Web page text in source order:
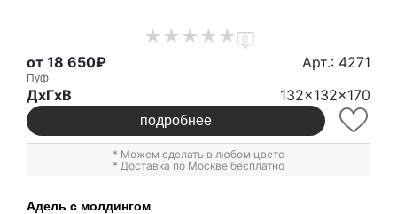
0
от 18 650₽ Арт.: 4271
Пуф
ДxГxВ 132x132x170
подробнее
* Можем сделать в любом цвете
* Доставка по Москве бесплатно
Адель с молдингом